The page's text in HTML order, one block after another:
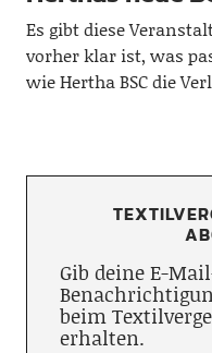
Es gibt diese
vorher klar ist, was
wie Hertha BSC die
Gib deine E-
beim
erhalten.